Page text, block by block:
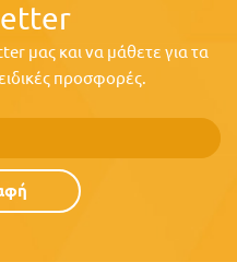
μας και να μάθετε για τα
προσφορές.